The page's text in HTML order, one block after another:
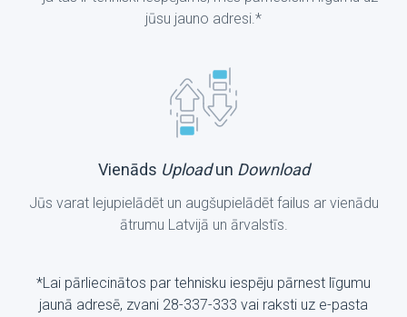
jūsu jauno adresi.*
Vienāds Uploadun Download
Jūs varat lejupielādēt un augšupielādēt failus ar vienādu
ātrumu Latvijā un ārvalstīs.
*Lai pārliecinātos par tehnisku iespēju pārnest līgumu
jaunā adresē, zvani 28-337-333 vai raksti uz е-pasta